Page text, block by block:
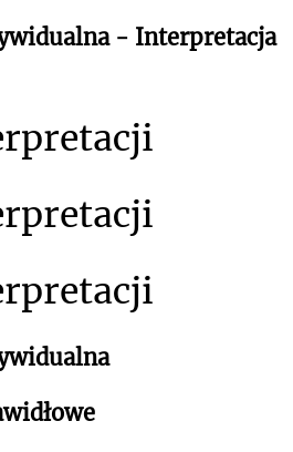
- Interpretacja